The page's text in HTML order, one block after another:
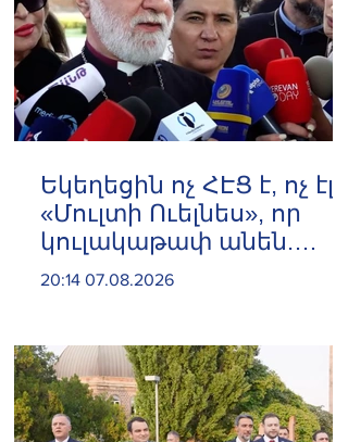
Եկեղեցին ոչ ՀԷՑ է, ոչ էլ
«Մուլտի Ուելնես», որ
կուլակաթափ անեն.
Նաթան արքեպիսկոպոս
20:14 07.08.2026